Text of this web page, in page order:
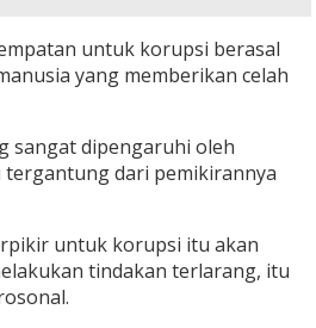
untuk korupsi berasal
yang memberikan celah
sangat dipengaruhi oleh
tergantung dari pemikirannya
untuk korupsi itu akan
tindakan terlarang, itu